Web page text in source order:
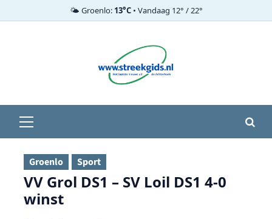
🌤️ Groenlo: 13°C• Vandaag 12° / 22°
menu
Groenlo Sport
VV Grol DS1 – SV Loil DS1 4-0
winst